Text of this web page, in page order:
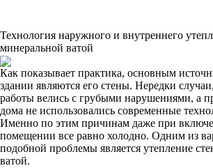
Технология наружного и внутреннего
минеральной ватой
Как показывает практика, основным
здании являются его стены. Нередки
работы велись с грубыми нарушениями, а
дома не использовались современные
Именно по этим причинам даже при
помещении все равно холодно. Одним из
подобной проблемы является утепление
ватой.